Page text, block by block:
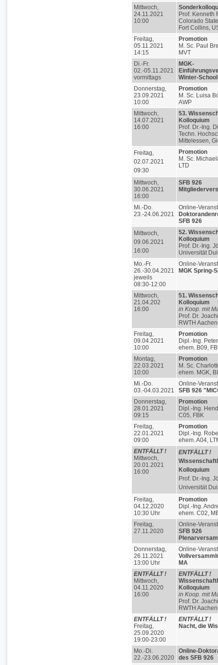
Mittwoch,
24.11.2021
10:00
Prof. Kenneth
Colorado
Fort Collins,
Freitag,
05.11.2021
14:15
Promotion
M. Sc. Paul
MVT
Di.-Fr.
02.-05.11.2021
vormittags
MGK-
Winter-School
Donnerstag,
23.09.2021
10:00
Promotion
M. Sc. Luisa
AWP
Mittwoch,
14.07.2021
16:00
53.
Kolloquium
Prof. Dr.-Ing.
Techn.
Mittelessen,
Freitag,
02.07.2021
09:30
Promotion
M. Sc.
LTD
Mittwoch,
30.06.2021
16:00
SFB 926
Mi.-Do.
23.-24.06.2021
Online-
SFB 926
Mittwoch,
09.06.2021
16:00
52.
Kolloquium
Prof. Dr.-Ing.
Universität
Mo.-Fr.
26.-30.04.2021
jeweils
08:30-12:00
Online-
MGK Spring-
Mittwoch,
21.04.202
16:00
51.
Kolloquium
in Koop. mit
Prof. Dr.
RWTH Aachen
Freitag,
09.04.2021
10:00
Promotion
Dipl.-Ing.
ehem. B09,
Montag,
22.03.2021
10:00
Promotion
M. Sc.
ehem. MGK,
Mi.-Do.
03.-04.03.2021
Online-
SFB 926
Donnerstag,
28.01.2021
09:15
Promotion
Dipl.-Ing.
C05, FBK
Freitag,
22.01.2021
09:00
Promotion
Dipl.-Ing.
ehem. A04,
ENTFÄLLT !
Mittwoch,
20.01.2021
16:00
ENTFÄLLT !
Kolloquium
Prof. Dr.-Ing.
Universität
Freitag,
04.12.2020
10:30 Uhr
Promotion
Dipl.-Ing.
ehem. C02,
Freitag,
27.11.2020
Online-
SFB 926
Donnerstag,
26.11.2021
13:00 Uhr
Online-
MA
ENTFÄLLT !
Mittwoch,
04.11.2020
16:00
ENTFÄLLT !
Kolloquium
in Koop. mit
Prof. Dr.
RWTH Aachen
ENTFÄLLT !
Freitag,
25.09.2020
19:00-23:00
ENTFÄLLT !
Nacht, die
Mo.-Di.
22.-23.06.2020
Online-
des SFB 926